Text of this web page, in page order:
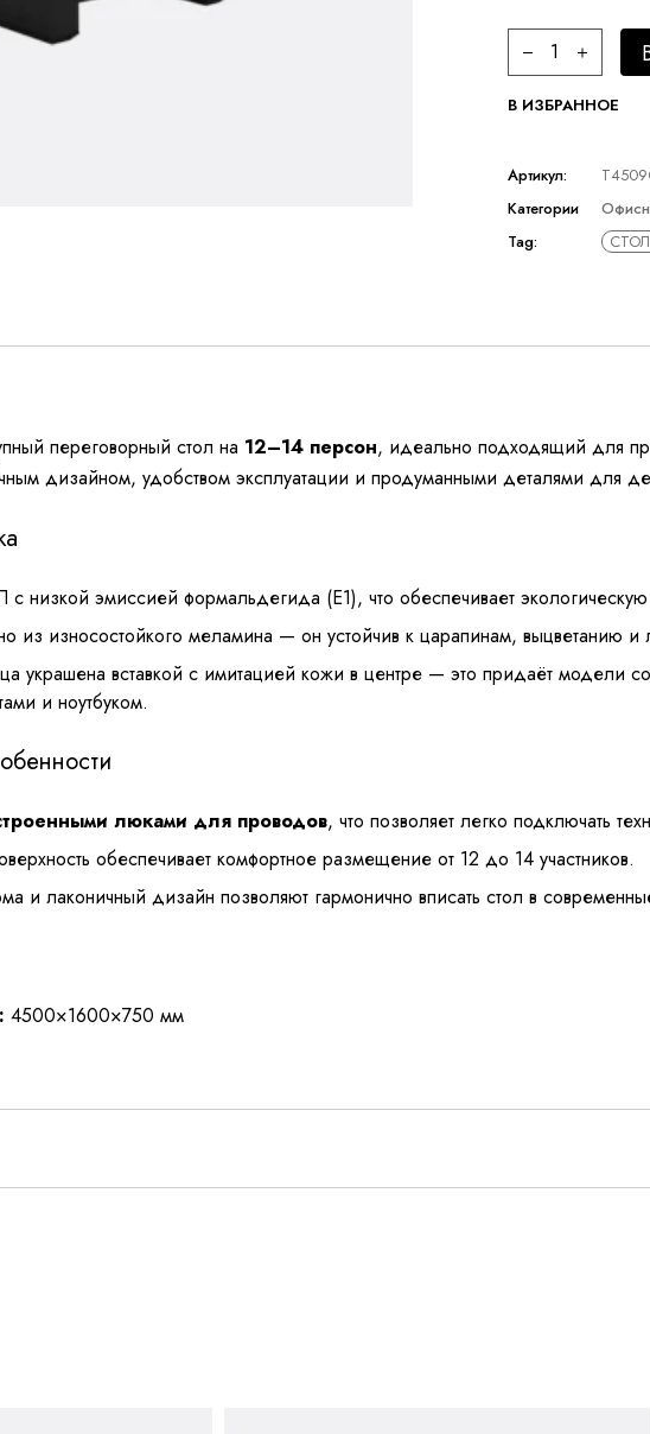
Стол для
В ИЗБРАННОЕ
Артикул:
Категории
Tag:
переговорный стол на 12–14 персон, идеально подходящий для
дизайном, удобством эксплуатации и продуманными деталями для
низкой эмиссией формальдегида (E1), что обеспечивает экологическую
из износостойкого меламина — он устойчив к царапинам, выцветанию и
украшена вставкой с имитацией кожи в центре — это придаёт модели
и ноутбуком.
люками для проводов, что позволяет легко подключать
обеспечивает комфортное размещение от 12 до 14 участников.
и лаконичный дизайн позволяют гармонично вписать стол в
4500×1600×750 мм